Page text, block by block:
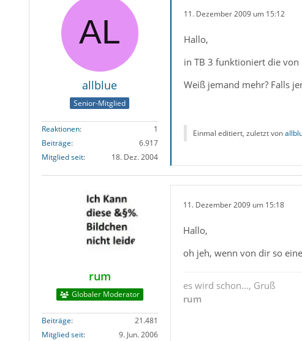
allblue
Senior-Mitglied
Reaktionen
1
Beiträge
6.917
Mitglied seit
18. Dez. 2004
11. Dezember 2009 um 15:12
Hallo,
in TB 3 funktioniert die
Weiß jemand mehr? Falls
Einmal editiert, zuletzt von
rum
Globaler Moderator
Beiträge
21.481
Mitglied seit
9. Jun. 2006
11. Dezember 2009 um 15:18
Hallo,
oh jeh, wenn von dir so
es wird schon..., Gruß
rum